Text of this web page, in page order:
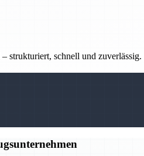
strukturiert, schnell und zuverlässig.